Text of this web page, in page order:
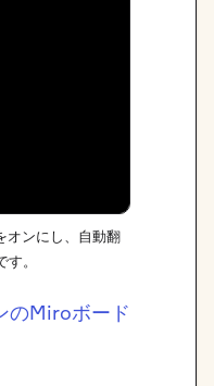
ンにし、自動翻
。
のMiroボード